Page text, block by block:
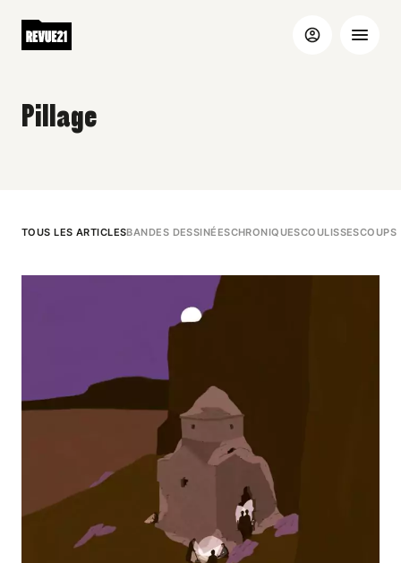
Pillage
TOUS LES ARTICLESBANDES DESSINÉESCHRONIQUESCOULISSESCOUPS